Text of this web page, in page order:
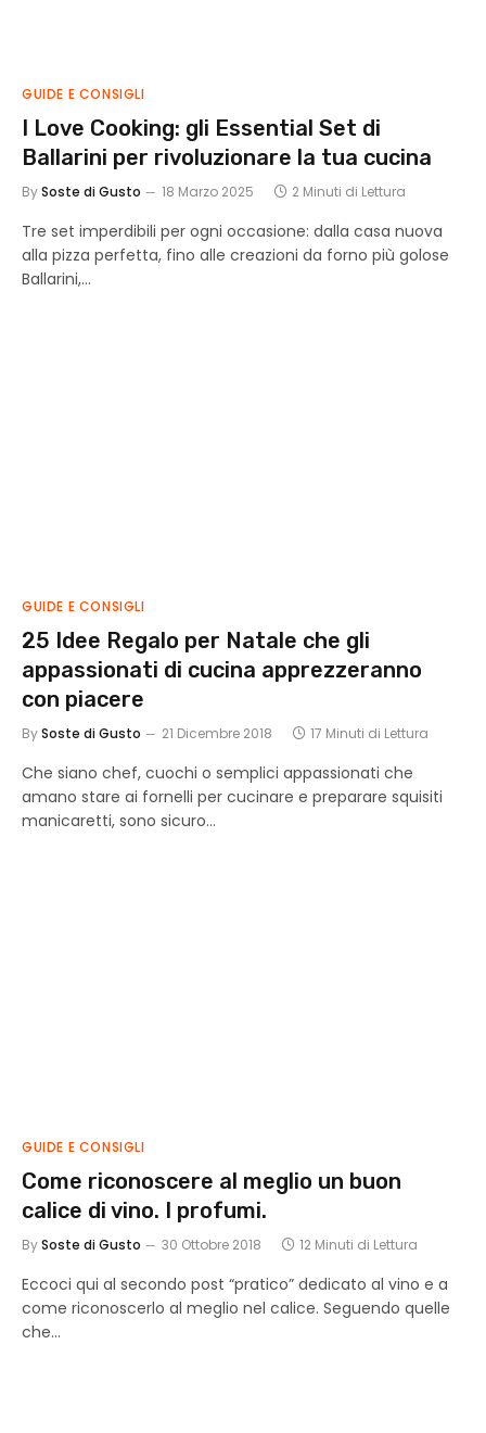
GUIDE E CONSIGLI
I Love Cooking: gli Essential Set di
Ballarini per rivoluzionare la tua cucina
BySoste di Gusto 18 Marzo 2025 2 Minuti di Lettura
Tre set imperdibili per ogni occasione: dalla casa nuova
alla pizza perfetta, fino alle creazioni da forno più golose
Ballarini,…
GUIDE E CONSIGLI
25 Idee Regalo per Natale che gli
appassionati di cucina apprezzeranno
con piacere
BySoste di Gusto 21 Dicembre 2018 17 Minuti di Lettura
Che siano chef, cuochi o semplici appassionati che
amano stare ai fornelli per cucinare e preparare squisiti
manicaretti, sono sicuro…
GUIDE E CONSIGLI
Come riconoscere al meglio un buon
calice di vino. I profumi.
BySoste di Gusto 30 Ottobre 2018 12 Minuti di Lettura
Eccoci qui al secondo post “pratico” dedicato al vino e a
come riconoscerlo al meglio nel calice. Seguendo quelle
che…